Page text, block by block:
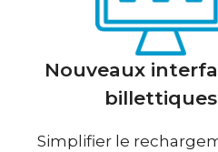
Nouveaux
billettiques
Simplifier le